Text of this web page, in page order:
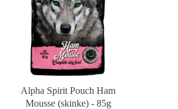
Alpha Spirit Pouch Ham
Mousse (skinke) - 85g